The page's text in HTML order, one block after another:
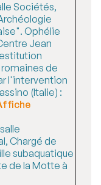
Sociétés,
Ophélie
Jean
de
l'intervention
(Italie) :
Chargé de
subaquatique
de la Motte à